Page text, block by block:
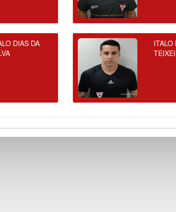
DIAS DA
ITALO